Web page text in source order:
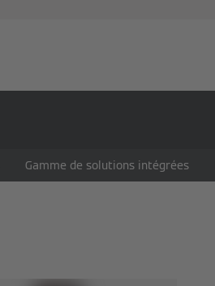
Gamme de solutions intégrées